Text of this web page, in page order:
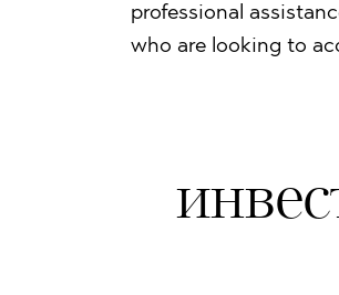
professional
who are looking to